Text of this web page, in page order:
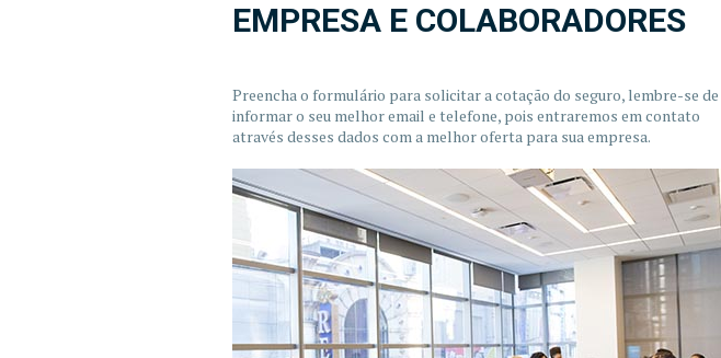
EMPRESA E COLABORADORES
Preencha o formulário para solicitar a cotação do seguro, lembre-se de
informar o seu melhor email e telefone, pois entraremos em contato
através desses dados com a melhor oferta para sua empresa.